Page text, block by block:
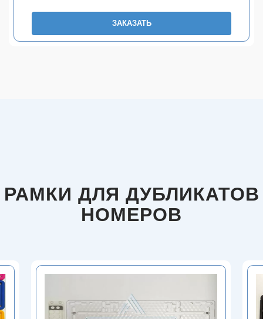
ЗАКАЗАТЬ
РАМКИ ДЛЯ ДУБЛИКАТОВ
НОМЕРОВ